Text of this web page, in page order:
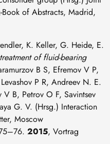
Book of Abstracts, Madrid,
K. Keller, G. Heide, E.
of fluid-bearing
B S, Efremov V P,
P R, Andreev N. E.
B, Petrov O F, Savintsev
G. V. (Hrsg.) Interaction
Moscow
2015, Vortrag